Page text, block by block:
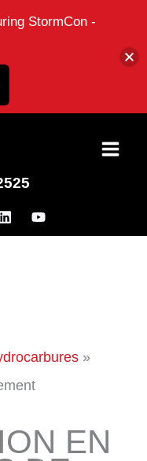
EN
StormCon -